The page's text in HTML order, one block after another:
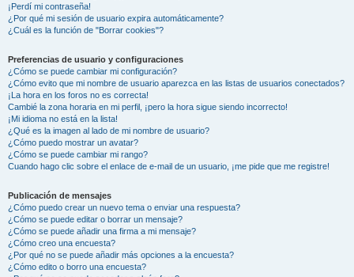
¡Perdí mi contraseña!
¿Por qué mi sesión de usuario expira automáticamente?
¿Cuál es la función de "Borrar cookies"?
Preferencias de usuario y configuraciones
¿Cómo se puede cambiar mi configuración?
¿Cómo evito que mi nombre de usuario aparezca en las listas de usuarios conectados?
¡La hora en los foros no es correcta!
Cambié la zona horaria en mi perfil, ¡pero la hora sigue siendo incorrecto!
¡Mi idioma no está en la lista!
¿Qué es la imagen al lado de mi nombre de usuario?
¿Cómo puedo mostrar un avatar?
¿Cómo se puede cambiar mi rango?
Cuando hago clic sobre el enlace de e-mail de un usuario, ¡me pide que me registre!
Publicación de mensajes
¿Cómo puedo crear un nuevo tema o enviar una respuesta?
¿Cómo se puede editar o borrar un mensaje?
¿Cómo se puede añadir una firma a mi mensaje?
¿Cómo creo una encuesta?
¿Por qué no se puede añadir más opciones a la encuesta?
¿Cómo edito o borro una encuesta?